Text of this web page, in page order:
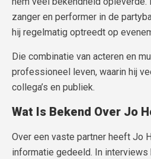
zanger en performer in de
hij regelmatig optreedt op
Die combinatie van acteren en
professioneel leven, waarin hij
collega’s en publiek.
Wat Is Bekend Over Jo
Over een vaste partner heeft Jo
informatie gedeeld. In